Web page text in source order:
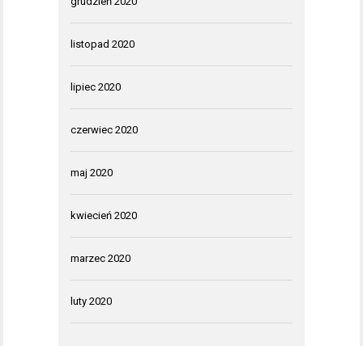
listopad 2020
lipiec 2020
czerwiec 2020
maj 2020
kwiecień 2020
marzec 2020
luty 2020